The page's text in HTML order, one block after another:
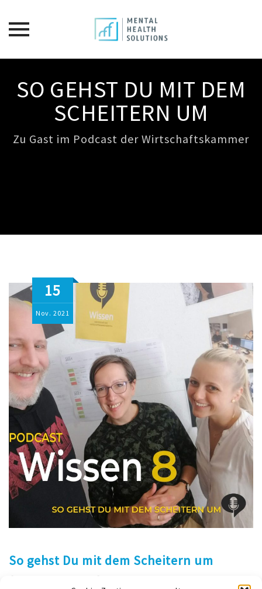
content
SO GEHST DU MIT DEM
SCHEITERN UM
Zu Gast im Podcast der Wirtschaftskammer
15
Nov. 2021
So gehst Du mit dem Scheitern um